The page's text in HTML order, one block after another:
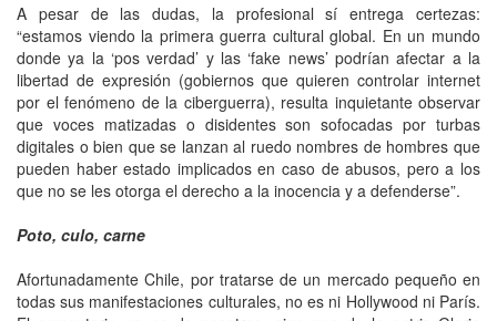
A pesar de las dudas, la profesional sí entrega certezas:
“estamos viendo la primera guerra cultural global. En un mundo
donde ya la ‘pos verdad’ y las ‘fake news’ podrían afectar a la
libertad de expresión (gobiernos que quieren controlar internet
por el fenómeno de la ciberguerra), resulta inquietante observar
que voces matizadas o disidentes son sofocadas por turbas
digitales o bien que se lanzan al ruedo nombres de hombres que
pueden haber estado implicados en caso de abusos, pero a los
que no se les otorga el derecho a la inocencia y a defenderse”.
Poto, culo, carne
Afortunadamente Chile, por tratarse de un mercado pequeño en
todas sus manifestaciones culturales, no es ni Hollywood ni París.